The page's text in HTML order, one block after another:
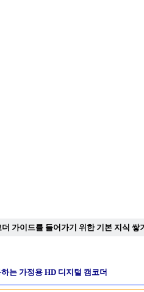
가이드를 들어가기 위한 기본 지식 쌓
는 가정용 HD 디지털 캠코더